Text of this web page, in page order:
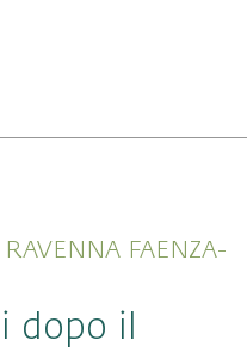
FAENZA-
dopo il